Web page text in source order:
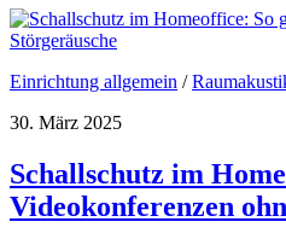
Einrichtung allgemein /
30. März 2025
Schallschutz im
Videokonferenzen